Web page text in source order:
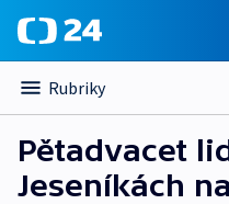
Rubriky
Pětadvacet
Jeseníkách